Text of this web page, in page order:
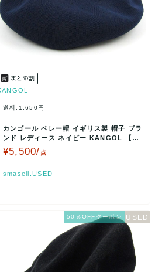
送料:1,650円
カンゴール ベレー帽 イギリス製 帽子 ブラ
ンド レディース ネイビー KANGOL 【中
古】
¥5,500/ 点
smasell.USED
50％OFFクーポン